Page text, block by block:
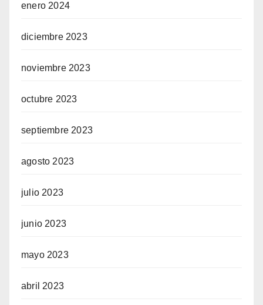
enero 2024
diciembre 2023
noviembre 2023
octubre 2023
septiembre 2023
agosto 2023
julio 2023
junio 2023
mayo 2023
abril 2023